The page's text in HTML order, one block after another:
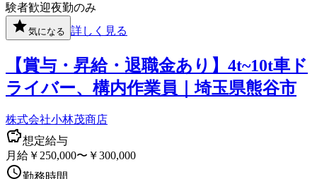
験者歓迎夜勤のみ
気になる 詳しく見る
【賞与・昇給・退職金あり】4t~10t車ド
ライバー、構内作業員｜埼玉県熊谷市
株式会社小林茂商店
想定給与
月給￥250,000〜￥300,000